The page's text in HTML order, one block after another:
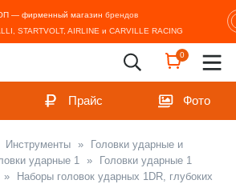
— фирменный магазин брендов
STARTVOLT, AIRLINE и CARVILLE RACING
0
Прайс Фото
Инструменты »
Головки ударные и
ударные 1 »
Головки ударные 1
» Наборы головок ударных 1DR, глубоких